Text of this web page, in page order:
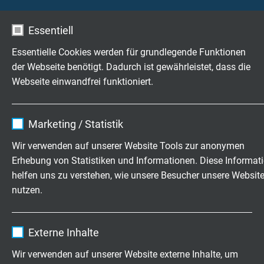
Essentiell
Essentielle Cookies werden für grundlegende Funktionen
der Webseite benötigt. Dadurch ist gewährleistet, dass die
Webseite einwandfrei funktioniert.
Laufzeit 1 Jahr
Marketing / Statistik
Wir verwenden auf unserer Website Tools zur anonymen
Erhebung von Statistiken und Informationen. Diese
helfen uns zu verstehen, wie unsere Besucher unsere Website
nutzen.
Externe Inhalte
Wir verwenden auf unserer Website externe Inhalte, um
Normen
UV-Beständigkeit
⬤
Exposed Runs
⬤
Direct Burial
Machinery Area
⬤
bis
Download: Auswahltabelle Tray Cables